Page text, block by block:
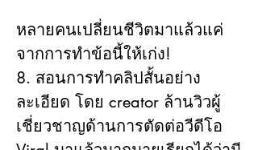
หลายคนเปลี่ยนชีวิตมาแล้วแค่
จากการทำข้อนี้ให้เก่ง!
8. สอนการทำคลิปสั้นอย่าง
ละเอียด โดย creator ล้านวิวผู้
เชี่ยวชาญด้านการตัดต่อวีดีโอ